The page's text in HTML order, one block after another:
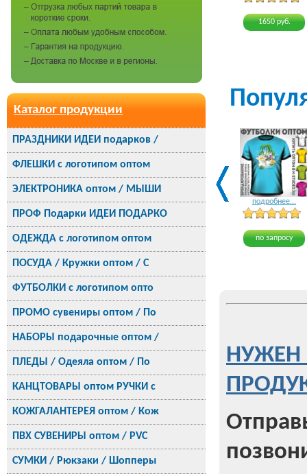
Каталог продукции
ПРАЗДНИКИ ИДЕИ подарков /
ФЛЕШКИ с логотипом оптом
ЭЛЕКТРОНИКА оптом / МЫШИ
ПРОФ Подарки ИДЕИ ПОДАРКО
ОДЕЖДА с логотипом оптом
ПОСУДА / Кружки оптом / С
ФУТБОЛКИ с логотипом опто
ПРОМО сувениры оптом / По
НАБОРЫ подарочные оптом /
ПЛЕДЫ / Одеяла оптом / По
КАНЦТОВАРЫ оптом РУЧКИ с
КОЖГАЛАНТЕРЕЯ оптом / Кож
ПВХ СУВЕНИРЫ оптом / PVC
СУМКИ / Рюкзаки / Шопперы
1650 руб.
подробнее...
по запросу
НУЖЕН